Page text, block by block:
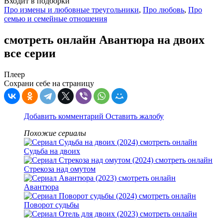
Про измены и любовные треугольники, Про любовь, Про
семью и семейные отношения
смотреть онлайн Авантюра на двоих
все серии
Плеер
Сохрани себе на страницу
Добавить комментарий Оставить жалобу
Похожие сериалы
Судьба на двоих
Стрекоза над омутом
Авантюра
Поворот судьбы